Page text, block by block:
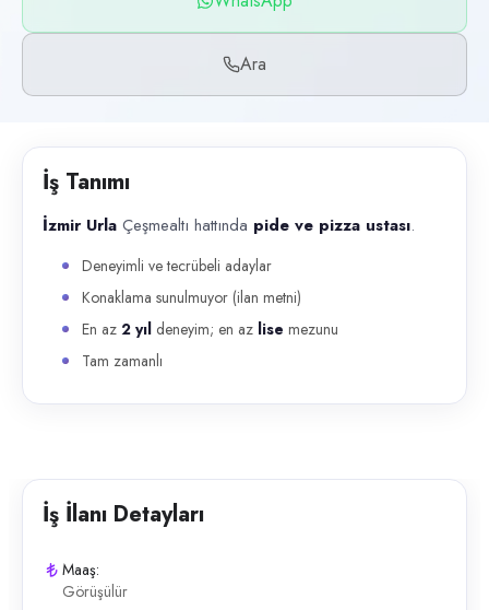
WhatsApp, Telefon
İlan açıklaması
Ara
İş Tanımı
İzmir Urla Çeşmealtı hattında pide ve pizza ustası.
Deneyimli ve tecrübeli adaylar
Konaklama sunulmuyor (ilan metni)
En az 2 yıl deneyim; en az lise mezunu
Tam zamanlı
İş İlanı Detayları
Maaş:
Görüşülür